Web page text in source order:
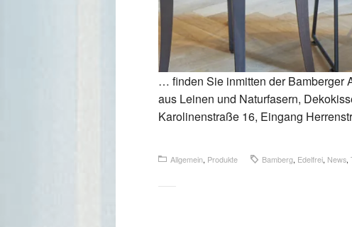
… finden Sie inmitten der Bamberger
aus Leinen und Naturfasern,
Karolinenstraße 16, Eingang
Allgemein, Produkte Bamberg, Edelfrei, News,